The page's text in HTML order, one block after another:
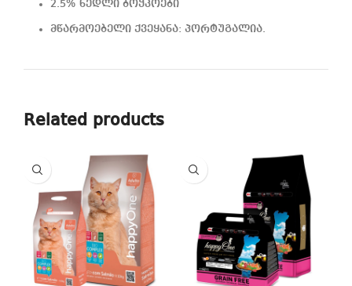
2.5% ნედლი ბოჭკოები
მწარმოებელი ქვეყანა: პორტუგალია.
Related products